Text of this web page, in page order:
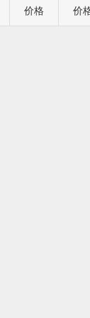
价格 价